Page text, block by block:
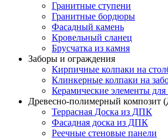
Гранитные ступени
Гранитные бордюры
Фасадный камень
Кровельный сланец
Брусчатка из камня
Заборы и ограждения
Кирпичные колпаки на
Клинкерные колпаки на
Керамические элементы для
Древесно-полимерный композит
Террасная Доска из ДПК
Фасадная доска из ДПК
Реечные стеновые панели